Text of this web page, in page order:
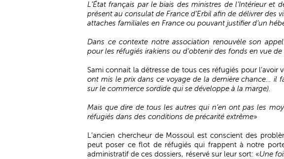
L’État français par le biais des ministres de l’Intérieur et
présent au consulat de France d’Erbil afin de délivrer des
attaches familiales en France ou pouvant justifier d’un
Dans ce contexte notre association renouvèle son
pour les réfugiés irakiens ou d’obtenir des fonds en vue
Sami connait la détresse de tous ces réfugiés pour l’avoir
ont mis le prix dans ce voyage de la dernière chance… il
sur le commerce sordide qui se développe à la marge).
Mais que dire de tous les autres qui n’en ont pas les
réfugiés dans des conditions de précarité extrême»
L’ancien chercheur de Mossoul est conscient des
peut poser ce flot de réfugiés qui frappent à notre
administratif de ces dossiers, réservé sur leur sort: «Une